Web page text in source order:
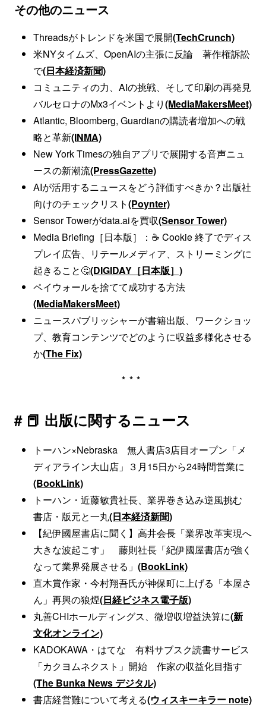
その他のニュース
Threadsがトレンドを米国で展開(TechCrunch)
米NYタイムズ、OpenAIの主張に反論 著作権訴訟
で(日本経済新聞)
コミュニティの力、AIの挑戦、そして印刷の再発見
バルセロナのMx3イベントより(MediaMakersMeet)
Atlantic, Bloomberg, Guardianの購読者増加への戦
略と革新(INMA)
New York Timesの独自アプリで展開する音声ニュ
ースの新潮流(PressGazette)
AIが活用するニュースをどう評価すべきか？出版社
向けのチェックリスト(Poynter)
Sensor Towerがdata.aiを買収(Sensor Tower)
Media Briefing［日本版］：☕️ Cookie 終了でディス
プレイ広告、リテールメディア、ストリーミングに
起きること🤔(DIGIDAY［日本版］)
ペイウォールを捨てて成功する方法
(MediaMakersMeet)
ニュースパブリッシャーが書籍出版、ワークショッ
プ、教育コンテンツでどのように収益多様化させる
か(The Fix)
***
# 📕 出版に関するニュース
トーハン×Nebraska 無人書店3店目オープン「メ
ディアライン大山店」３月15日から24時間営業に
(BookLink)
トーハン・近藤敏貴社長、業界巻き込み逆風挑む
書店・版元と一丸(日本経済新聞)
【紀伊國屋書店に聞く】高井会長「業界改革実現へ
大きな波起こす」 藤則社長「紀伊國屋書店が強く
なって業界発展させる」 (BookLink)
直木賞作家・今村翔吾氏が神保町に上げる「本屋さ
ん」再興の狼煙(日経ビジネス電子版)
丸善CHIホールディングス、微増収増益決算に(新
文化オンライン)
KADOKAWA・はてな 有料サブスク読書サービス
「カクヨムネクスト」開始 作家の収益化目指す
(The Bunka News デジタル)
書店経営難について考える(ウィスキーキラー note)